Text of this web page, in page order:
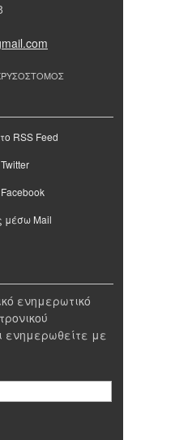
RSS Feed
μέσω Mail
ενημερωτικό
ενημερωθείτε με